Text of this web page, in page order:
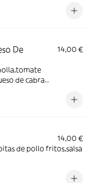
De
14,00 €
de cabra
14,00 €
de pollo fritos,salsa